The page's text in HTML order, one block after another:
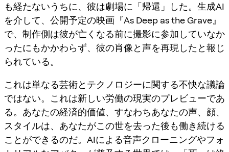
も経たないうちに、彼は劇場に「帰還」した。生成AI
を介して、公開予定の映画『As Deep as the Grave』
で、制作側は彼が亡くなる前に撮影に参加していなか
ったにもかかわらず、彼の肖像と声を再現したと報じ
られている。
これは単なる芸術とテクノロジーに関する不快な議論
ではない。これは新しい労働の現実のプレビューであ
る。 あなたの経済的価値、すなわちあなたの声、顔、
スタイルは、あなたがこの世を去った後も働き続ける
ことができるのだ。AIによる音声クローニングやフォ